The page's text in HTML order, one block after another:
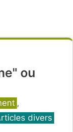
ou
,
divers